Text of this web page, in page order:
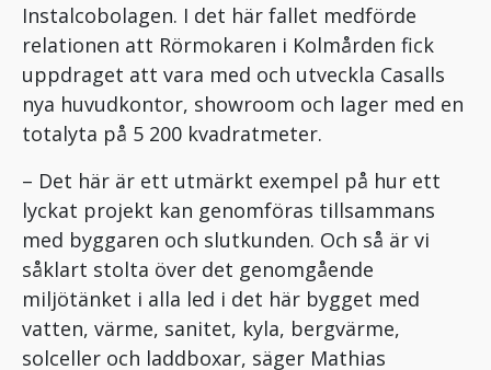
Instalcobolagen. I det här fallet medförde
relationen att Rörmokaren i Kolmården fick
uppdraget att vara med och utveckla Casalls
nya huvudkontor, showroom och lager med en
totalyta på 5 200 kvadratmeter.
– Det här är ett utmärkt exempel på hur ett
lyckat projekt kan genomföras tillsammans
med byggaren och slutkunden. Och så är vi
såklart stolta över det genomgående
miljötänket i alla led i det här bygget med
vatten, värme, sanitet, kyla, bergvärme,
solceller och laddboxar, säger Mathias